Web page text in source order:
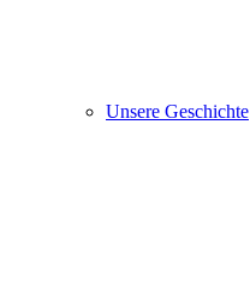
Unsere Geschichte